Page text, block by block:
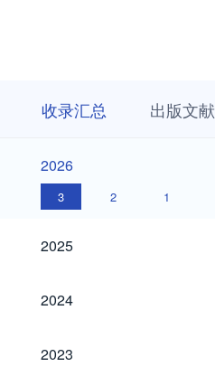
收录汇总 出版文献
2026
2026
3 2 1
2025
2025
2024
2024
2023
2023